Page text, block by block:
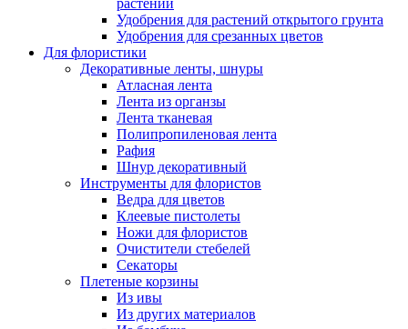
Удобрения для растений открытого грунта
Удобрения для срезанных цветов
Для флористики
Декоративные ленты, шнуры
Атласная лента
Лента из органзы
Лента тканевая
Полипропиленовая лента
Рафия
Шнур декоративный
Инструменты для флористов
Ведра для цветов
Клеевые пистолеты
Ножи для флористов
Очистители стебелей
Секаторы
Плетеные корзины
Из ивы
Из других материалов